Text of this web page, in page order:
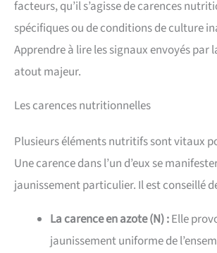
facteurs, qu’il s’agisse de carences
spécifiques ou de conditions de culture
Apprendre à lire les signaux envoyés par
atout majeur.
Les carences nutritionnelles
Plusieurs éléments nutritifs sont vitaux
Une carence dans l’un d’eux se
jaunissement particulier. Il est conseillé
La carence en azote (N) :Elle
jaunissement uniforme de